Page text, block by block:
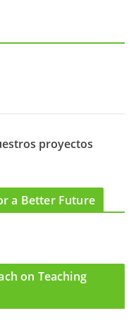
proyectos
a Better Future
on Teaching